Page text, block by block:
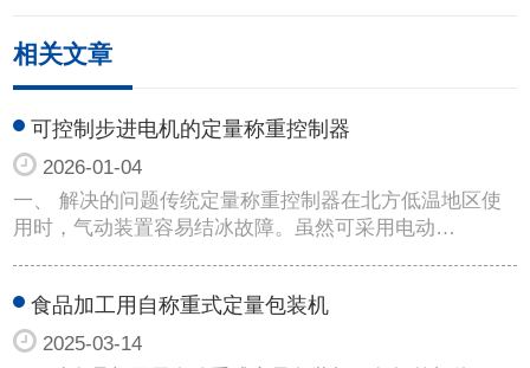
相关文章
可控制步进电机的定量称重控制器
2026-01-04
一、 解决的问题传统定量称重控制器在北方低温地区使
用时，气动装置容易结冰故障。虽然可采用电动…
食品加工用自称重式定量包装机
2025-03-14